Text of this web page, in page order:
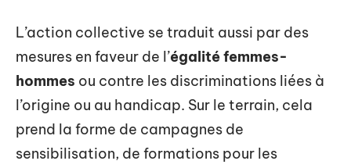
L’action collective se traduit aussi par des
mesures en faveur de l’égalité femmes-
hommes ou contre les discriminations liées à
l’origine ou au handicap. Sur le terrain, cela
prend la forme de campagnes de
sensibilisation, de formations pour les